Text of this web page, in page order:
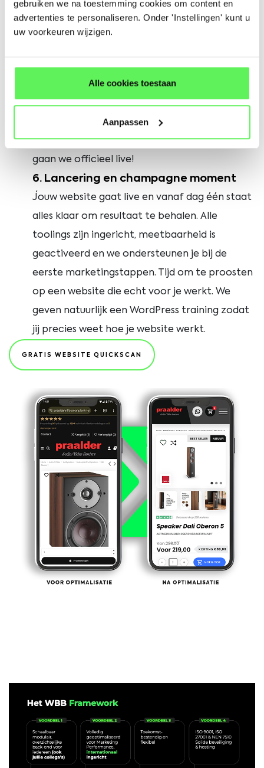
gebruiken we na toestemming cookies om content en
advertenties te personaliseren. Onder 'Instellingen' kunt u
uw voorkeuren wijzigen.
Alle cookies toestaan
Aanpassen
actions en navigatie zodat iedere pagina is
ingericht om leads, klanten of sollicitanten op
meetbaar en gericht op groei.
5. Testen en optimalisatie
We testen snelheid, veiligheid, formulieren,
content en gebruiksvriendelijkheid tot alles
perfect werkt. Pas als je 100% tevreden bent
gaan we officieel live!
6. Lancering en champagne moment
Jouw website gaat live en vanaf dag één staat
alles klaar om resultaat te behalen. Alle
toolings zijn ingericht, meetbaarheid is
geactiveerd en we ondersteunen je bij de
eerste marketingstappen. Tijd om te proosten
op een website die echt voor je werkt. We
geven natuurlijk een WordPress training zodat
jij precies weet hoe je website werkt.
GRATIS WEBSITE QUICKSCAN